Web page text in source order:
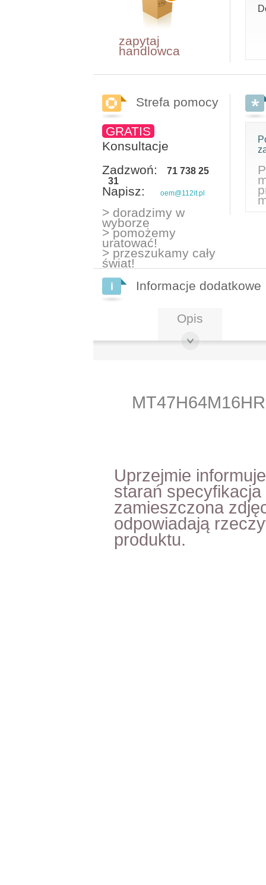
zapytaj
handlowca
Strefa pomocy
GRATIS
Konsultacje
Zadzwoń:
71 738 25
31
Napisz: oem@112it.pl
> doradzimy w
wyborze
> pomożemy
uratować!
> przeszukamy cały
świat!
Informacje dodatkowe
Opis
Uprzejmie
starań
zamieszczona
odpowiadają
produktu.